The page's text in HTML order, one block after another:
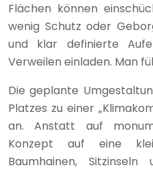
Flächen können
wenig Schutz oder
und klar definierte
Verweilen einladen. Man
Die geplante
Platzes zu einer
an. Anstatt auf
Konzept auf eine
Baumhainen, Sitzinseln